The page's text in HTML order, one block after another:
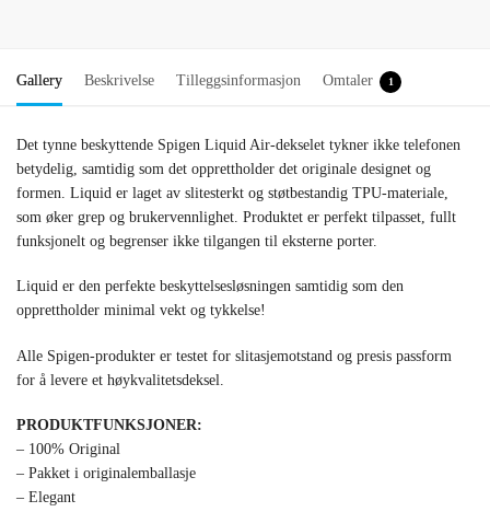
Gallery Beskrivelse Tilleggsinformasjon Omtaler 1
Det tynne beskyttende Spigen Liquid Air-dekselet tykner ikke telefonen
betydelig, samtidig som det opprettholder det originale designet og
formen. Liquid er laget av slitesterkt og støtbestandig TPU-materiale,
som øker grep og brukervennlighet. Produktet er perfekt tilpasset, fullt
funksjonelt og begrenser ikke tilgangen til eksterne porter.
Liquid er den perfekte beskyttelsesløsningen samtidig som den
opprettholder minimal vekt og tykkelse!
Alle Spigen-produkter er testet for slitasjemotstand og presis passform
for å levere et høykvalitetsdeksel.
PRODUKTFUNKSJONER:
– 100% Original
– Pakket i originalemballasje
– Elegant